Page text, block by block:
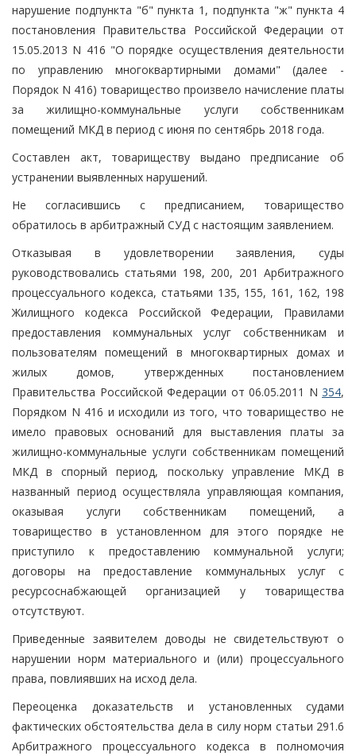
нарушение подпункта "б" пункта 1, подпункта "ж" пункта 4
постановления Правительства Российской Федерации от
15.05.2013 N 416 "О порядке осуществления деятельности
по управлению многоквартирными домами" (далее -
Порядок N 416) товарищество произвело начисление платы
за жилищно-коммунальные услуги собственникам
помещений МКД в период с июня по сентябрь 2018 года.
Составлен акт, товариществу выдано предписание об
устранении выявленных нарушений.
Не согласившись с предписанием, товарищество
обратилось в арбитражный СУД с настоящим заявлением.
Отказывая в удовлетворении заявления, суды
руководствовались статьями 198, 200, 201 Арбитражного
процессуального кодекса, статьями 135, 155, 161, 162, 198
Жилищного кодекса Российской Федерации, Правилами
предоставления коммунальных услуг собственникам и
пользователям помещений в многоквартирных домах и
жилых домов, утвержденных постановлением
Правительства Российской Федерации от 06.05.2011 N 354,
Порядком N 416 и исходили из того, что товарищество не
имело правовых оснований для выставления платы за
жилищно-коммунальные услуги собственникам помещений
МКД в спорный период, поскольку управление МКД в
названный период осуществляла управляющая компания,
оказывая услуги собственникам помещений, а
товарищество в установленном для этого порядке не
приступило к предоставлению коммунальной услуги;
договоры на предоставление коммунальных услуг с
ресурсоснабжающей организацией у товарищества
отсутствуют.
Приведенные заявителем доводы не свидетельствуют о
нарушении норм материального и (или) процессуального
права, повлиявших на исход дела.
Переоценка доказательств и установленных судами
фактических обстоятельства дела в силу норм статьи 291.6
Арбитражного процессуального кодекса в полномочия